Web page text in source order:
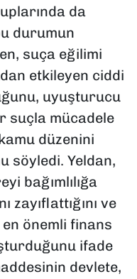
da
durumun
suça eğilimi
etkileyen ciddi
uyuşturucu
suçla mücadele
düzenini
söyledi. Yeldan,
bağımlılığa
zayıflattığını ve
önemli finans
ifade
devlete,